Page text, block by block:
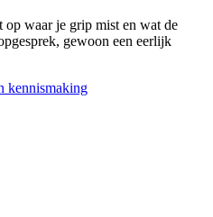
waar je grip mist en wat de
gewoon een eerlijk
kennismaking